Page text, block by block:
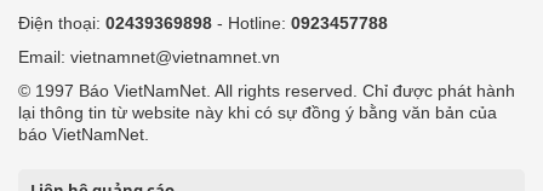
Điện thoại: 02439369898 - Hotline: 0923457788
Email: vietnamnet@vietnamnet.vn
© 1997 Báo VietNamNet. All rights reserved. Chỉ được phát hành
lại thông tin từ website này khi có sự đồng ý bằng văn bản của
báo VietNamNet.